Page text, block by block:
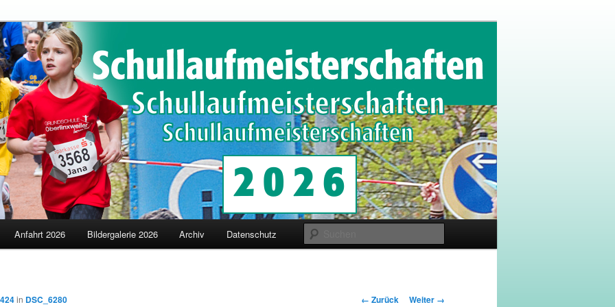
in Merzig
Anfahrt 2026 Bildergalerie 2026 Archiv Datenschutz
Bilder-
← Zurück Weiter →
in DSC_6280